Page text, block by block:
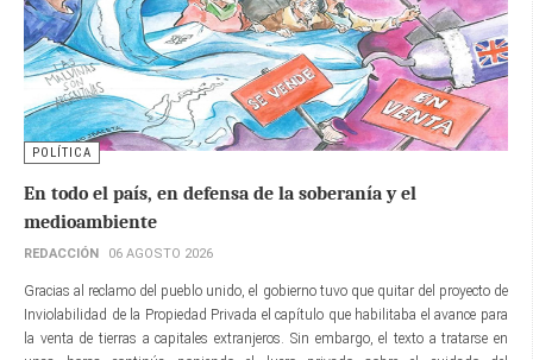
POLÍTICA
En todo el país, en defensa de la soberanía y el
medioambiente
REDACCIÓN 06 AGOSTO 2026
Gracias al reclamo del pueblo unido, el gobierno tuvo que quitar del proyecto de
Inviolabilidad de la Propiedad Privada el capítulo que habilitaba el avance para
la venta de tierras a capitales extranjeros. Sin embargo, el texto a tratarse en